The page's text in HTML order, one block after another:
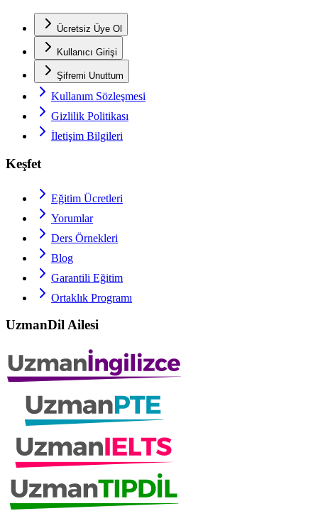
Ücretsiz Üye Ol
Kullanıcı Girişi
Şifremi Unuttum
Kullanım Sözleşmesi
Gizlilik Politikası
İletişim Bilgileri
Keşfet
Eğitim Ücretleri
Yorumlar
Ders Örnekleri
Blog
Garantili Eğitim
Ortaklık Programı
UzmanDil Ailesi